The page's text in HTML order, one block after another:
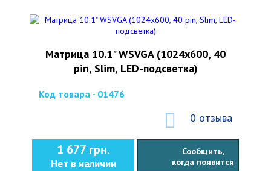
Матрица 10.1" WSVGA (1024x600, 40
pin, Slim, LED-подсветка)
Код товара - 01476
0 отзыва
1 677 грн.
Нет в наличии
Сообщить,
когда появится